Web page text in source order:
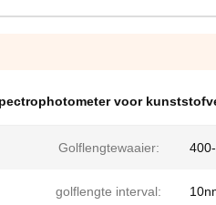
voor
Golflengtewaaier:
golflengte interval: